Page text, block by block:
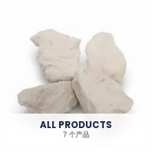
ALL PRODUCTS
7 个产品